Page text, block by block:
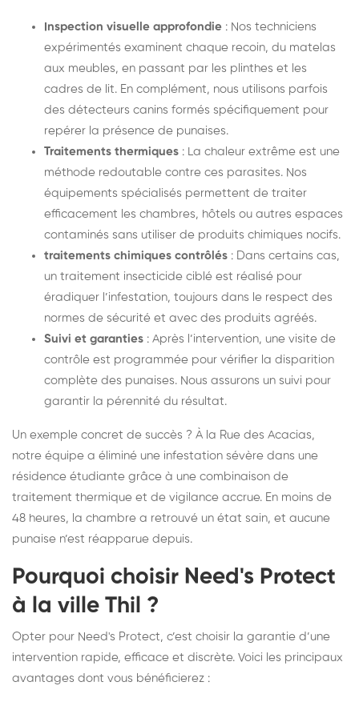
Inspection visuelle approfondie : Nos techniciens
expérimentés examinent chaque recoin, du matelas
aux meubles, en passant par les plinthes et les
cadres de lit. En complément, nous utilisons parfois
des détecteurs canins formés spécifiquement pour
repérer la présence de punaises.
Traitements thermiques : La chaleur extrême est une
méthode redoutable contre ces parasites. Nos
équipements spécialisés permettent de traiter
efficacement les chambres, hôtels ou autres espaces
contaminés sans utiliser de produits chimiques nocifs.
traitements chimiques contrôlés : Dans certains cas,
un traitement insecticide ciblé est réalisé pour
éradiquer l’infestation, toujours dans le respect des
normes de sécurité et avec des produits agréés.
Suivi et garanties : Après l’intervention, une visite de
contrôle est programmée pour vérifier la disparition
complète des punaises. Nous assurons un suivi pour
garantir la pérennité du résultat.
Un exemple concret de succès ? À la Rue des Acacias,
notre équipe a éliminé une infestation sévère dans une
résidence étudiante grâce à une combinaison de
traitement thermique et de vigilance accrue. En moins de
48 heures, la chambre a retrouvé un état sain, et aucune
punaise n’est réapparue depuis.
Pourquoi choisir Need's Protect
à la ville Thil ?
Opter pour Need's Protect, c’est choisir la garantie d’une
intervention rapide, efficace et discrète. Voici les principaux
avantages dont vous bénéficierez :